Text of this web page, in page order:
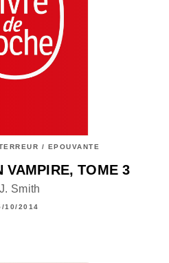
/ EPOUVANTE
VAMPIRE, TOME 3
Smith
10/2014